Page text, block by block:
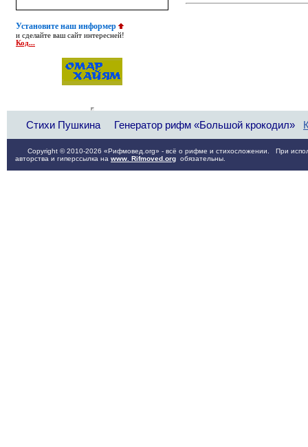
Установите наш информер
и сделайте ваш сайт интересней!
Код...
Стихи Пушкина Генератор рифм «Большой крокодил»
Copyright © 2010-2026 «Рифмовед.org» - всё о рифме и стихосложении. При
авторства и гиперссылка на www. Rifmoved.org обязательны.